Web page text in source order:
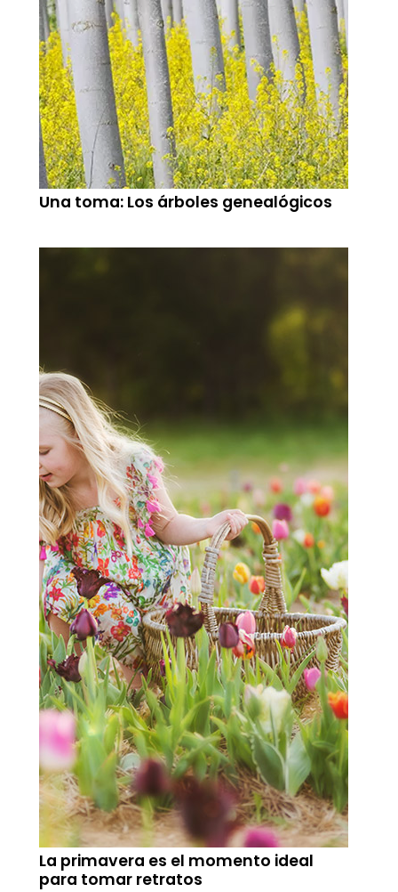
Una toma: Los árboles genealógicos
La primavera es el momento ideal
para tomar retratos